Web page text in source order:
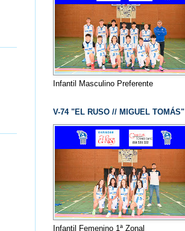
Infantil Masculino Preferente
V-74 "EL RUSO // MIGUEL TOMÁS"
Infantil Femenino 1ª Zonal